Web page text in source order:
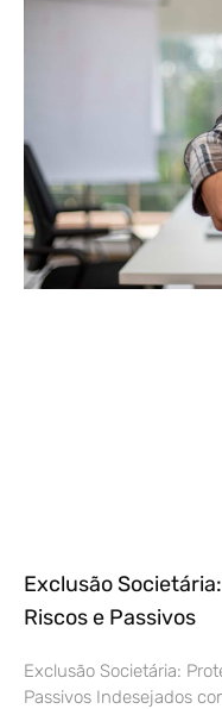
Exclusão
Riscos e Passivos
Exclusão Societária:
Passivos Indesejados